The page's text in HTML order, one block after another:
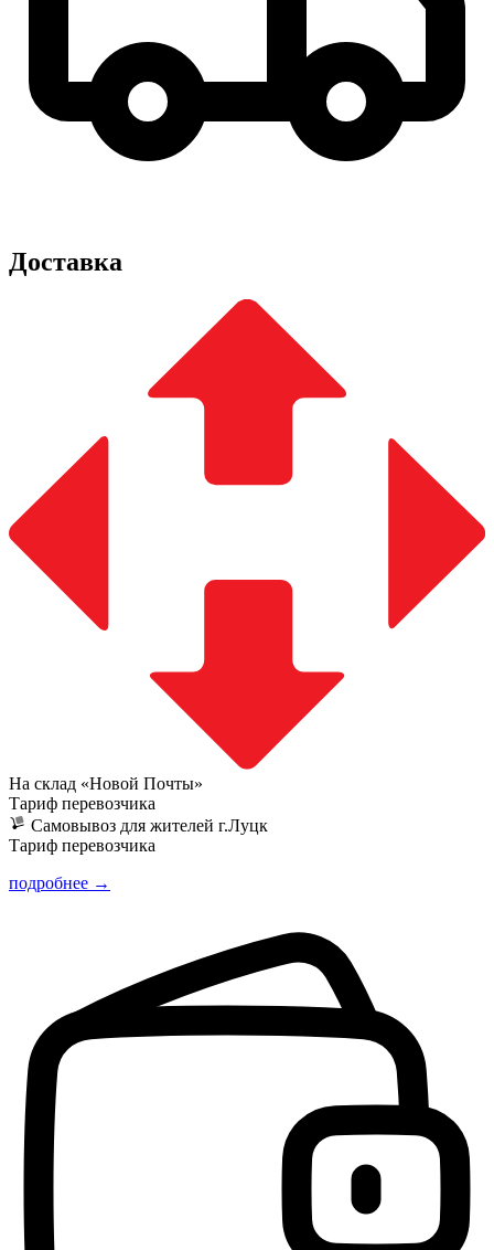
Доставка
На склад «Новой Почты»
Тариф перевозчика
Самовывоз для жителей г.Луцк
Тариф перевозчика
подробнее →